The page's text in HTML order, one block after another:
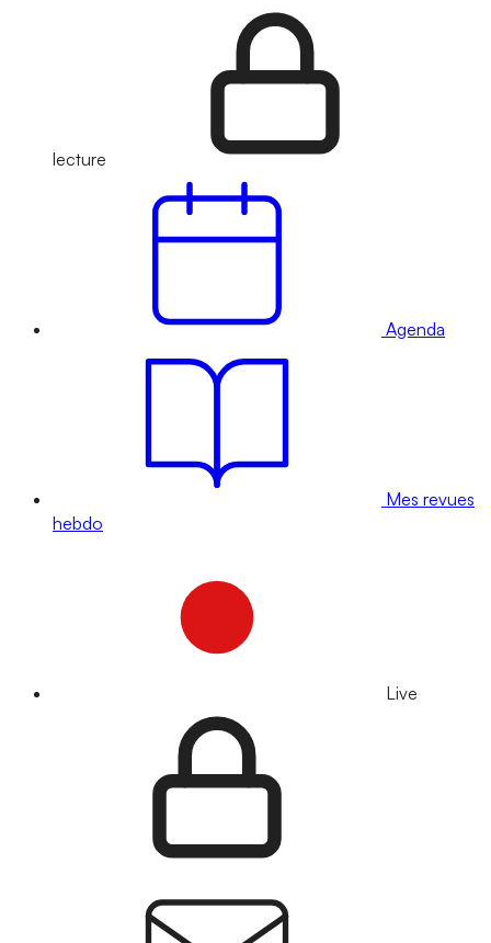
lecture
Agenda
Mes revues
hebdo
Live